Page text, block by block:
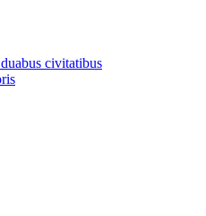
civitatibus